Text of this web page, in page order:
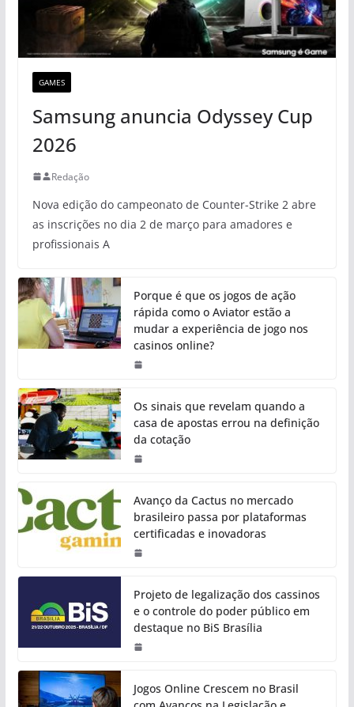
GAMES
Samsung anuncia Odyssey Cup
2026
Redação
Nova edição do campeonato de Counter-Strike 2 abre
as inscrições no dia 2 de março para amadores e
profissionais A
Porque é que os jogos de ação
rápida como o Aviator estão a
mudar a experiência de jogo nos
casinos online?
Os sinais que revelam quando a
casa de apostas errou na definição
da cotação
Avanço da Cactus no mercado
brasileiro passa por plataformas
certificadas e inovadoras
Projeto de legalização dos cassinos
e o controle do poder público em
destaque no BiS Brasília
Jogos Online Crescem no Brasil